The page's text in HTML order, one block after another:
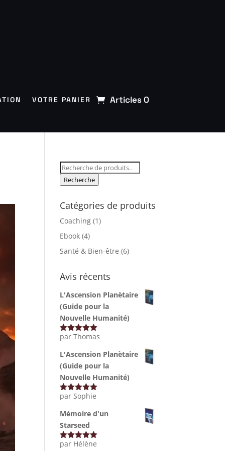
VOTRE PANIER Articles 0
Recherche
pour :
Recherche
Catégories de produits
Coaching (1)
Ebook (4)
Santé & Bien-être (6)
Avis récents
L'Ascension Planètaire
(Guide pour la
Nouvelle Humanité)
Note 5sur
par Thomas
L'Ascension Planètaire
(Guide pour la
Nouvelle Humanité)
Note5sur
par Sophie
Mémoire d'un
Starseed
Note5sur
par Hélène